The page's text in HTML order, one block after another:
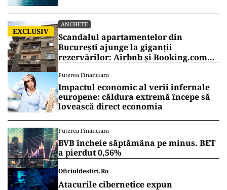
EXCLUSIV
ANCHETE
Scandalul apartamentelor din
București ajunge la giganții
rezervărilor: Airbnb și Booking.com
Puterea Financiara
Impactul economic al verii infernale
europene: căldura extremă începe să
lovească direct economia
Puterea Financiara
BVB încheie săptămâna pe minus. BET
a pierdut 0,56%
Oficiuldestiri.ro
Atacurile cibernetice expun